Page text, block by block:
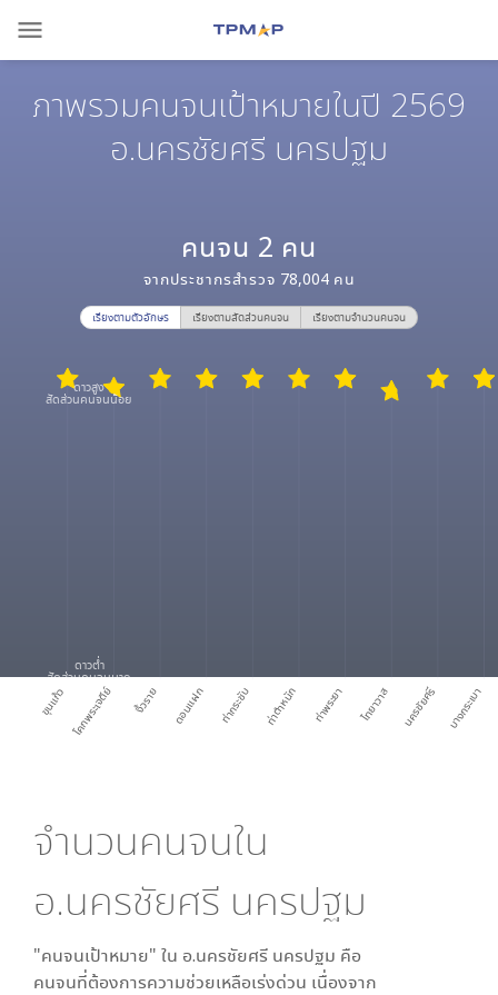
menu
ภาพรวมคนจนเป้าหมายในปี 2569
อ.นครชัยศรี นครปฐม
คนจน 2 คน
จากประชากรสำรวจ 78,004 คน
เรียงตามตัวอักษร เรียงตามสัดส่วนคนจน เรียงตามจำนวนคนจน
ขุนแก้ว โคกพระเจดีย์ งิ้วราย ดอนแฝก ท่ากระชับ ท่าตำหนัก ท่าพระยา ไทยาวาส นครชัยศรี บางกระเบา
ดาวสูง
สัดส่วนคนจนน้อย
ดาวต่ำ
สัดส่วนคนจนมาก
จำนวนคนจนใน
อ.นครชัยศรี นครปฐม
"คนจนเป้าหมาย" ใน อ.นครชัยศรี นครปฐม คือ
คนจนที่ต้องการความช่วยเหลือเร่งด่วน เนื่องจาก